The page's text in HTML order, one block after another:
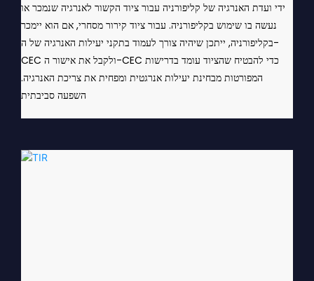
ידי ועדת האנרגיה של קליפורניה עבור ציוד הקשור לאנרגיה שנמכר או
נעשה בו שימוש בקליפורניה. עבור ציוד קירור מסחרי, אם הוא יימכר
בקליפורניה, ייתכן שיהיה צורך לעמוד בתקני יעילות האנרגיה של ה-
CEC ולקבל את אישור ה-CEC כדי להבטיח שהציוד עומד בדרישות
המפורטות מבחינת יעילות אנרגטית ומפחית את צריכת האנרגיה.
השפעה סביבתית